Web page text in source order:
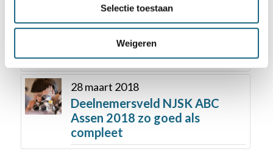
Selectie toestaan
Weigeren
29 maart 2018
EK: Benjamin Bok plaatst zich
voor World Cup
28 maart 2018
Deelnemersveld NJSK ABC
Assen 2018 zo goed als
compleet